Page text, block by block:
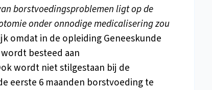
borstvoedingsproblemen ligt op de
onder onnodige medicalisering zou
omdat in de opleiding Geneeskunde
besteed aan
wordt niet stilgestaan bij de
eerste 6 maanden borstvoeding te